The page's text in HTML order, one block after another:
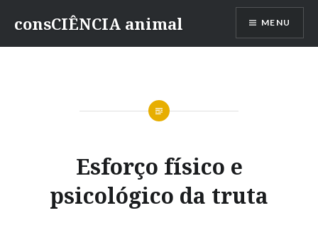
consCIÊNCIA animal MENU
Esforço físico e
psicológico da truta